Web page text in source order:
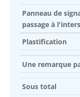
Panneau de
passage à
Plastification
Une remarque
Sous total